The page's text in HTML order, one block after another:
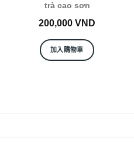
trà cao sơn
200,000 VND
加入購物車